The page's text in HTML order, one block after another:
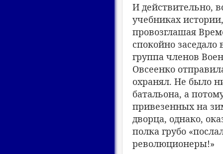
И действительно,
учебниках
провозглашая
спокойно
группа членов
Овсеенко
охранял. Не было
батальона, а
привезенных на
дворца, однако,
полка грубо
революционеры!»